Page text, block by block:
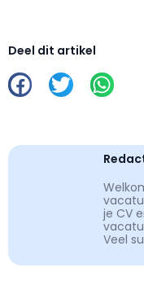
Deel dit artikel
je CV
Veel